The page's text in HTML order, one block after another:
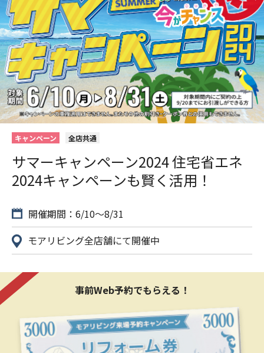
キャンペーン 全店共通
サマーキャンペーン2024 住宅省エネ
2024キャンペーンも賢く活用！
開催期間：6/10〜8/31
モアリビング全店舗にて開催中
事前Web予約でもらえる！